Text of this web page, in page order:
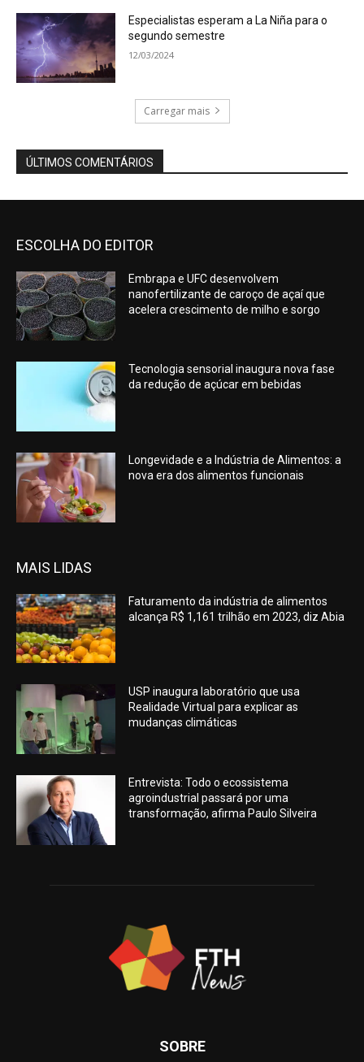
Especialistas esperam a La Niña para o
segundo semestre
12/03/2024
Carregar mais
ÚLTIMOS COMENTÁRIOS
ESCOLHA DO EDITOR
Embrapa e UFC desenvolvem
nanofertilizante de caroço de açaí que
acelera crescimento de milho e sorgo
Tecnologia sensorial inaugura nova fase
da redução de açúcar em bebidas
Longevidade e a Indústria de Alimentos: a
nova era dos alimentos funcionais
MAIS LIDAS
Faturamento da indústria de alimentos
alcança R$ 1,161 trilhão em 2023, diz Abia
USP inaugura laboratório que usa
Realidade Virtual para explicar as
mudanças climáticas
Entrevista: Todo o ecossistema
agroindustrial passará por uma
transformação, afirma Paulo Silveira
SOBRE